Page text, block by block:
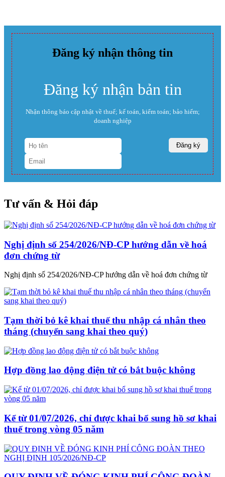
Đăng ký nhận thông tin
Đăng ký nhận bản tin
Nhận thông báo cập nhật về thuế; kế toán, kiểm toán; bảo hiểm;
doanh nghiệp
Tư vấn & Hỏi đáp
Nghị định số 254/2026/NĐ-CP hướng dẫn về hoá
đơn chứng từ
Nghị định số 254/2026/NĐ-CP hướng dẫn về hoá đơn chứng từ
Tạm thời bỏ kê khai thuế thu nhập cá nhân theo
tháng (chuyển sang khai theo quý)
Hợp đồng lao động điện tử có bắt buộc không
Kể từ 01/07/2026, chỉ được khai bổ sung hồ sơ khai
thuế trong vòng 05 năm